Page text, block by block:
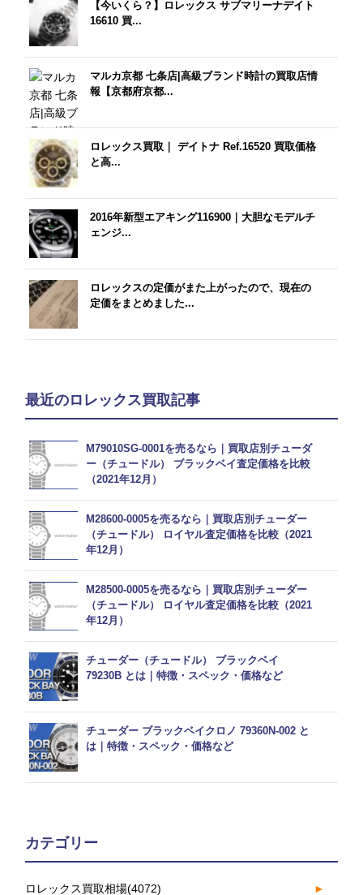
【今いくら？】ロレックス サブマリーナデイト
16610 買...
マルカ京都 七条店|高級ブランド時計の買取店情
報【京都府京都...
ロレックス買取｜ デイトナ Ref.16520 買取価格
と高...
2016年新型エアキング116900｜大胆なモデルチ
ェンジ...
ロレックスの定価がまた上がったので、現在の
定価をまとめました...
最近のロレックス買取記事
M79010SG-0001を売るなら｜買取店別チューダ
ー（チュードル） ブラックベイ査定価格を比較
（2021年12月）
M28600-0005を売るなら｜買取店別チューダー
（チュードル） ロイヤル査定価格を比較（2021
年12月）
M28500-0005を売るなら｜買取店別チューダー
（チュードル） ロイヤル査定価格を比較（2021
年12月）
チューダー（チュードル） ブラックベイ
79230B とは｜特徴・スペック・価格など
チューダー ブラックベイクロノ 79360N-002 と
は｜特徴・スペック・価格など
カテゴリー
ロレックス買取相場(4072) ►